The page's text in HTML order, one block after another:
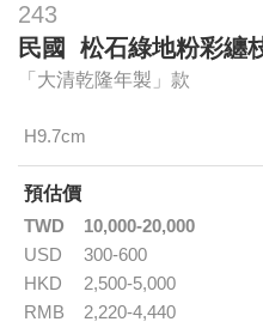
243
民國 松石綠地粉彩纏
「大清乾隆年製」款
H9.7cm
預估價
TWD
10,000-20,000
USD
300-600
HKD
2,500-5,000
RMB
2,220-4,440